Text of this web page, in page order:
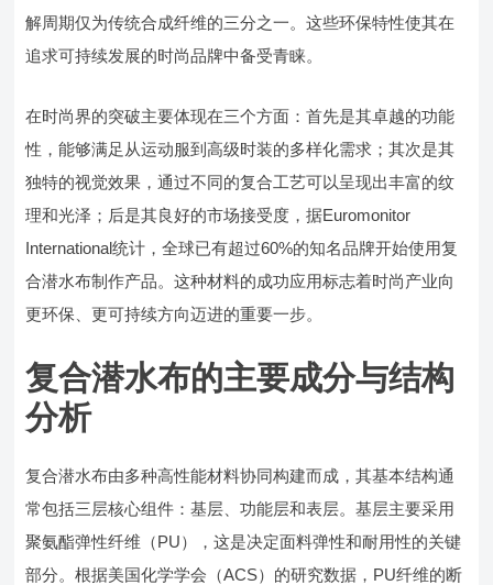
解周期仅为传统合成纤维的三分之一。这些环保特性使其在
追求可持续发展的时尚品牌中备受青睐。
在时尚界的突破主要体现在三个方面：首先是其卓越的功能
性，能够满足从运动服到高级时装的多样化需求；其次是其
独特的视觉效果，通过不同的复合工艺可以呈现出丰富的纹
理和光泽；后是其良好的市场接受度，据Euromonitor
International统计，全球已有超过60%的知名品牌开始使用复
合潜水布制作产品。这种材料的成功应用标志着时尚产业向
更环保、更可持续方向迈进的重要一步。
复合潜水布的主要成分与结构
分析
复合潜水布由多种高性能材料协同构建而成，其基本结构通
常包括三层核心组件：基层、功能层和表层。基层主要采用
聚氨酯弹性纤维（PU），这是决定面料弹性和耐用性的关键
部分。根据美国化学学会（ACS）的研究数据，PU纤维的断